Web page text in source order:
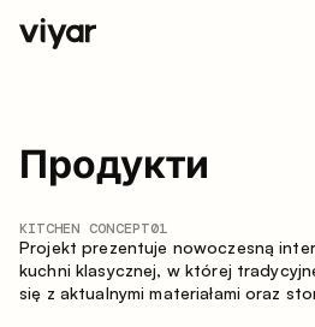
Продукти
KITCHEN CONCEPT01
Projekt prezentuje nowoczesną
kuchni klasycznej, w której
się z aktualnymi materiałami oraz